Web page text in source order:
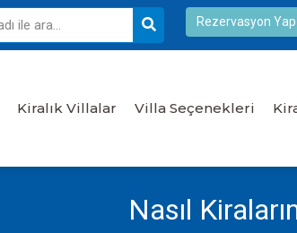
Rezervasyon Yap
Kiralık Villalar Villa Seçenekleri
Nasıl